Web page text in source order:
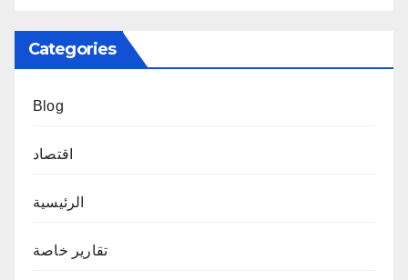
Categories
Blog
اقتصاد
الرئيسية
تقارير خاصة